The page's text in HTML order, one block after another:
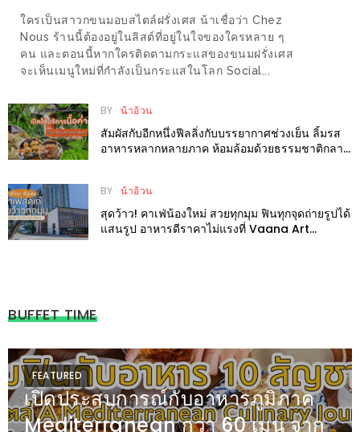
ส่วนลด
พิเศษ
อาหาร
ใน
เชียงใหม่
นัก
ไป
ไฟ
อุ่นๆ
ปิ้ง
มาร์ช
ใครเป็นสาวกขนมอบสไตล์ฝรั่งเศส น้าเชื่อว่า Chez
Nous ร้านนี้ต้องอยู่ในลิสต์ที่อยู่ในใจของใครหลาย ๆ
คน และตอนนี้หากใครติดตามกระแสของขนมฝรั่งเศส
จะเห็นเมนูใหม่ที่กำลังเป็นกระแสในโลก Social...
BY น้าอ้วน
สัมผัสกับอีกหนึ่งฟีลลิ่งกับบรรยากาศช่วงเย็น ลิ้มรส
อาหารหลากหลายภาค ห้อมล้อมด้วยธรรมชาติกลาง
BY น้าอ้วน
สุดว้าว! คาเฟ่น้องใหม่ สวยทุกมุม ฟินทุกจุดถ่ายรูปได้
แสนรูป อาหารดีราคาไม่แรงที่ Vaana Art
BUFFET TIME
FEATURED
เปิดประสบการณ์กับอาหารภูมิภาค
Mediterranean กว่า 60 เมนู จาก